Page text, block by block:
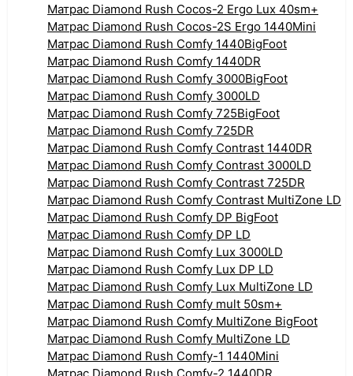
Матрас Diamond Rush Cocos-2 Ergo Lux 40sm+
Матрас Diamond Rush Cocos-2S Ergo 1440Mini
Матрас Diamond Rush Comfy 1440BigFoot
Матрас Diamond Rush Comfy 1440DR
Матрас Diamond Rush Comfy 3000BigFoot
Матрас Diamond Rush Comfy 3000LD
Матрас Diamond Rush Comfy 725BigFoot
Матрас Diamond Rush Comfy 725DR
Матрас Diamond Rush Comfy Contrast 1440DR
Матрас Diamond Rush Comfy Contrast 3000LD
Матрас Diamond Rush Comfy Contrast 725DR
Матрас Diamond Rush Comfy Contrast MultiZone LD
Матрас Diamond Rush Comfy DP BigFoot
Матрас Diamond Rush Comfy DP LD
Матрас Diamond Rush Comfy Lux 3000LD
Матрас Diamond Rush Comfy Lux DP LD
Матрас Diamond Rush Comfy Lux MultiZone LD
Матрас Diamond Rush Comfy mult 50sm+
Матрас Diamond Rush Comfy MultiZone BigFoot
Матрас Diamond Rush Comfy MultiZone LD
Матрас Diamond Rush Comfy-1 1440Mini